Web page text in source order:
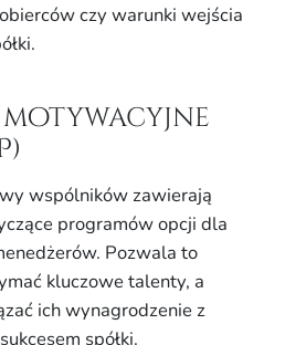
czy warunki wejścia
wspólników zawierają
programów opcji dla
Pozwala to
kluczowe talenty, a
ich wynagrodzenie z
spółki.